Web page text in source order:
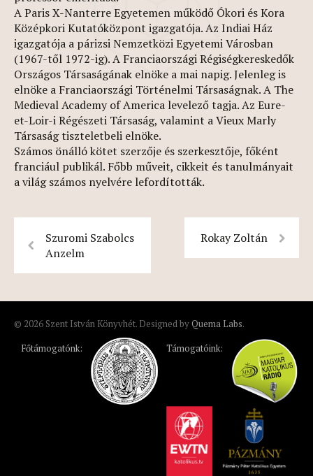
A Paris X-Nanterre Egyetemen működő Ókori és Kora
Középkori Kutatóközpont igazgatója. Az Indiai Ház
igazgatója a párizsi Nemzetközi Egyetemi Városban
(1967-től 1972-ig). A Franciaországi Régiségkereskedők
Országos Társaságának elnöke a mai napig. Jelenleg is
elnöke a Franciaországi Történelmi Társaságnak. A The
Medieval Academy of America levelező tagja. Az Eure-
et-Loir-i Régészeti Társaság, valamint a Vieux Marly
Társaság tiszteletbeli elnöke.
Számos önálló kötet szerzője és szerkesztője, főként
franciául publikál. Főbb műveit, cikkeit és tanulmányait
a világ számos nyelvére lefordították.
Szuromi Szabolcs
Anzelm
Rokay Zoltán
© 2026 Szent István Könyvhét. Designed byQuema Labs.
Főtámogatónk:
Támogatóink: